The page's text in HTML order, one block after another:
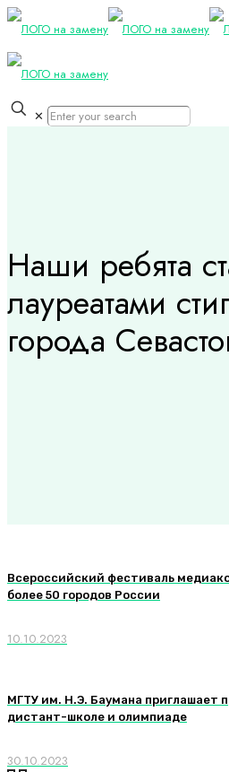
✕
Наши ребята
лауреатами
города
Всероссийский фестиваль
более 50 городов России
10.10.2023
МГТУ им. Н.Э. Баумана приглашает
дистант-школе и олимпиаде
30.10.2023